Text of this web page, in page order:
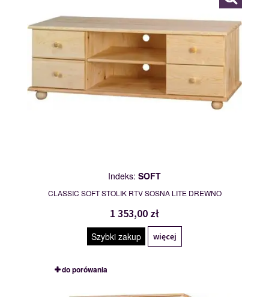
Indeks: SOFT
CLASSIC SOFT STOLIK RTV SOSNA LITE DREWNO
1 353,00 zł
Szybki zakup więcej
do porówania